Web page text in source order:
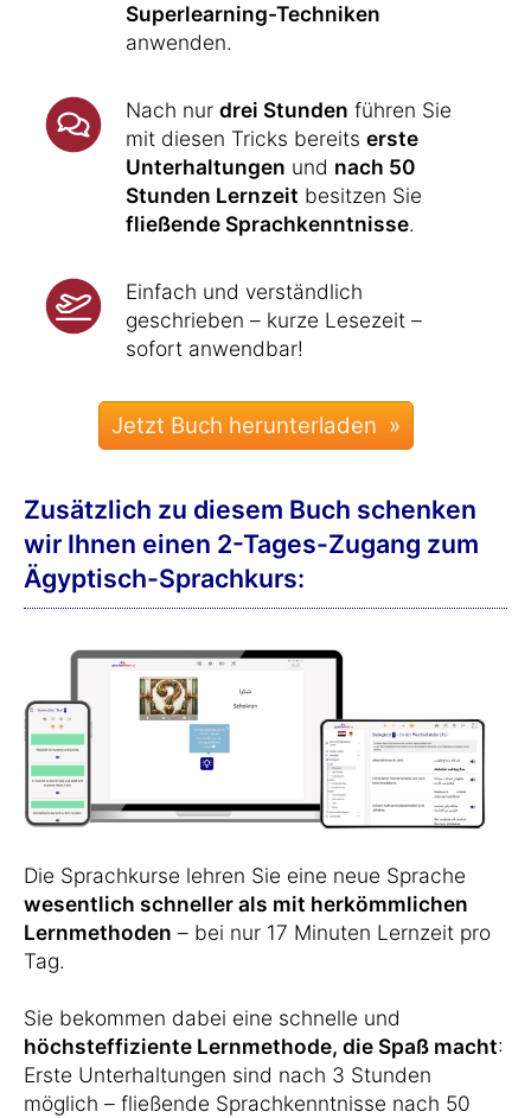
Superlearning-Techniken
anwenden.
Nach nur drei Stunden führen Sie
mit diesen Tricks bereits erste
Unterhaltungen und nach 50
Stunden Lernzeit besitzen Sie
fließende Sprachkenntnisse.
Einfach und verständlich
geschrieben – kurze Lesezeit –
sofort anwendbar!
Zusätzlich zu diesem Buch schenken
wir Ihnen einen 2-Tages-Zugang zum
Ägyptisch-Sprachkurs:
Die Sprachkurse lehren Sie eine neue Sprache
wesentlich schneller als mit herkömmlichen
Lernmethoden – bei nur 17 Minuten Lernzeit pro
Tag.
Sie bekommen dabei eine schnelle und
höchsteffiziente Lernmethode, die Spaß macht:
Erste Unterhaltungen sind nach 3 Stunden
möglich – fließende Sprachkenntnisse nach 50